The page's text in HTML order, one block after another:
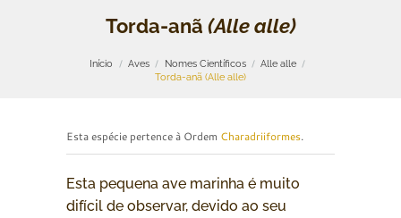
Torda-anã (Alle alle)
Início Aves Nomes Científicos
Alle alle
Torda-anã (Alle alle)
Esta espécie pertence à Ordem Charadriiformes.
Esta pequena ave marinha é muito
difícil de observar, devido ao seu